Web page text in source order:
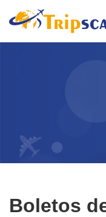
Boletos